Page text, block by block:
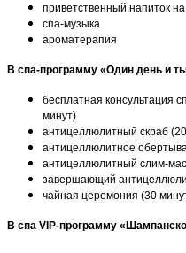
приветственный напиток
спа-музыка
ароматерапия
В спа-программу «Один день и
бесплатная консультация
минут)
антицеллюлитный скраб
антицеллюлитное
антицеллюлитный слим-
завершающий
чайная церемония (30
В спа VIP-программу